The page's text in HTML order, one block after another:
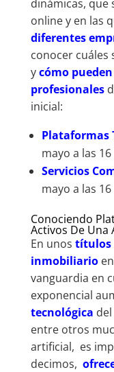
dinámicas, que
online y en las
diferentes
conocer cuáles
ycómo
profesionales
inicial:
Plataformas
mayo a las
Servicios
mayo a las
Conociendo
Activos De Una
En unos títulos
inmobiliarioen
vanguardia en
exponencial
tecnológica
entre otros
artificial, es
decimos,